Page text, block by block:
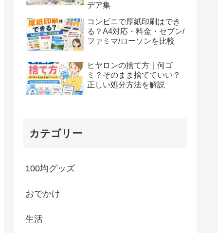
デア集
コンビニで厚紙印刷はでき
る？A4対応・料金・セブン/
ファミマ/ローソンを比較
ヒヤロンの捨て方｜何ゴ
ミ？そのまま捨てていい？
正しい処分方法を解説
カテゴリー
100均グッズ
おでかけ
生活